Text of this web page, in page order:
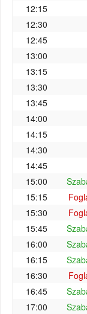
12:15
12:30
12:45
13:00
13:15
13:30
13:45
14:00
14:15
14:30
14:45
15:00
15:15
15:30
15:45
16:00
16:15
16:30
16:45
17:00